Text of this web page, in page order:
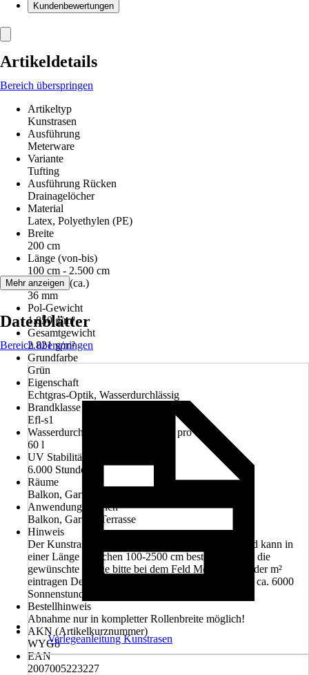
Kundenbewertungen
Artikeldetails
Bereich überspringen
Artikeltyp
Kunstrasen
Ausführung
Meterware
Variante
Tufting
Ausführung Rücken
Drainagelöcher
Material
Latex, Polyethylen (PE)
Breite
200 cm
Länge (von-bis)
100 cm - 2.500 cm
Florhöhe (ca.)
36 mm
Pol-Gewicht
1.850 g/m²
Gesamtgewicht
2.821 g/m²
Grundfarbe
Grün
Eigenschaft
Echtgras-Optik, Wasserdurchlässig
Brandklasse
Efl-s1
Wasserdurchlässigkeit pro Minute pro qm
60 l
UV Stabilität
6.000 Stunden
Räume
Balkon, Garten, Terrasse
Anwendungsbereich
Balkon, Garten, Terrasse
Hinweis
Der Kunstrasen hat eine feste Breite von 200 cm und kann in
einer Länge zwischen 100-2500 cm bestellt werden, die
gewünschte Länge bitte bei dem Feld Menge in m oder m²
eintragen Der Kunstrasen hat eine Lichtechtheit von ca. 6000
Sonnenstunden. Eine Sandfüllung wird empfohlen.
Bestellhinweis
Abnahme nur in kompletter Rollenbreite möglich!
AKN (Artikelkurznummer)
WYG8
EAN
2007005223227
Mehr anzeigen
Datenblätter
Bereich überspringen
Verlegeanleitung Kunstrasen